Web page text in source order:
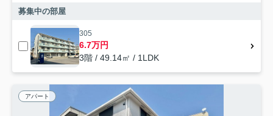
募集中の部屋
305
6.7万円
3階 / 49.14㎡ / 1LDK
アパート